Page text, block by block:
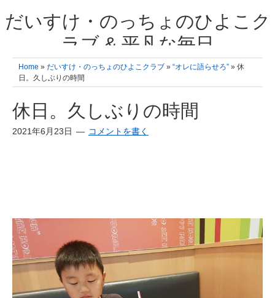
だいすけ・のっちょのひよこク
ラブ & 平凡な毎日
我が家の3人のひよこ成長日記と雑記 何十年後かに、大きくなったひよ
こ達とこの成長記を読み返すことを夢見て。& 3児ママの平凡日記 日々
の楽しいこと、便利グッズの紹介
Home » だいすけ・のっちょのひよこクラブ » “オレに語らせろ” » 休
日。久しぶりの時間
休日。久しぶりの時間
2021年6月23日 コメントを書く